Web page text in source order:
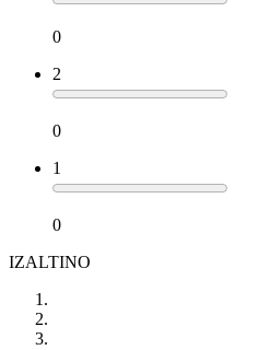
0
2
0
1
0
IZALTINO